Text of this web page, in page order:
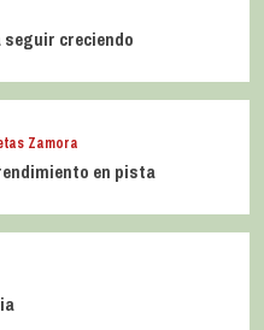
creciendo
Zamora
en pista